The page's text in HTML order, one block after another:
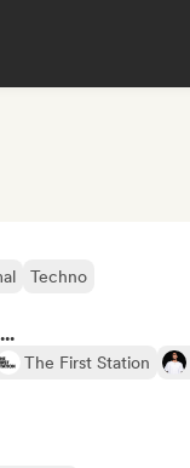
Techno
The First Station